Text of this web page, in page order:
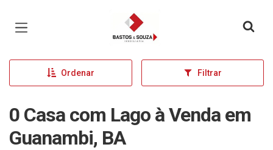
Página inicial
Ordenar Filtrar
0 Casa com Lago à Venda em
Guanambi, BA